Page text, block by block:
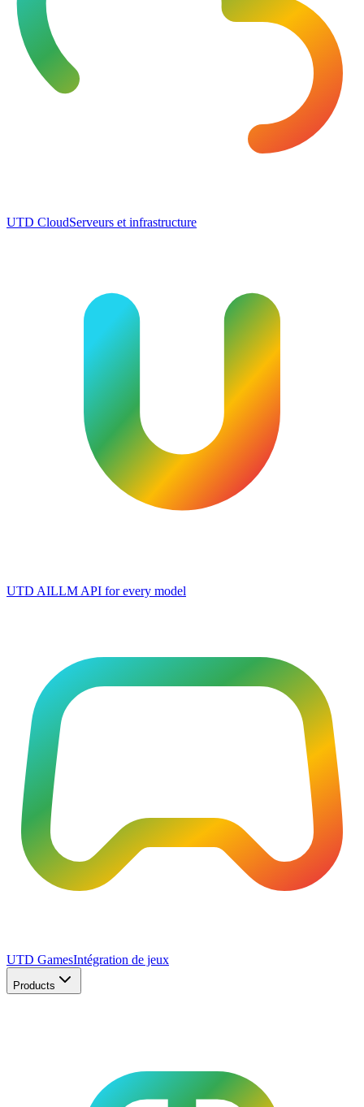
UTD CloudServeurs et infrastructure
UTD AILLM API for every model
UTD GamesIntégration de jeux
Products